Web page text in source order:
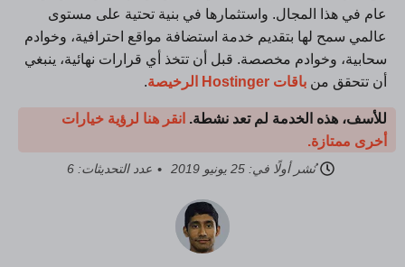
عام في هذا المجال. واستثمارها في بنية تحتية على مستوى
عالمي سمح لها بتقديم خدمة استضافة مواقع احترافية، وخوادم
سحابية، وخوادم مخصصة. قبل أن تتخذ أي قرارات نهائية، ينبغي
أن تتحقق من باقات Hostinger الرخيصة .
للأسف، هذه الخدمة لم تعد نشطة. انقر هنا لرؤية خيارات
أخرى ممتازة.
نُشر أولًا في: 25 يونيو 2019 عدد التحديثات: 6